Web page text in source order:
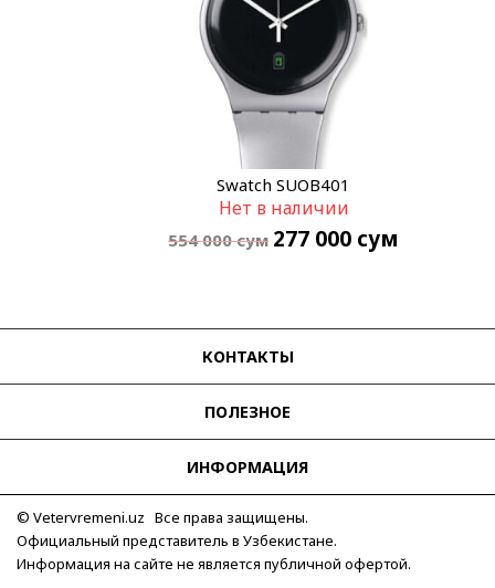
Swatch SUOB401
Нет в наличии
554 000сум 277 000 сум
КОНТАКТЫ
ПОЛЕЗНОЕ
ИНФОРМАЦИЯ
© Vetervremeni.uz Все права защищены.
Официальный представитель в Узбекистане.
Информация на сайте не является публичной офертой.